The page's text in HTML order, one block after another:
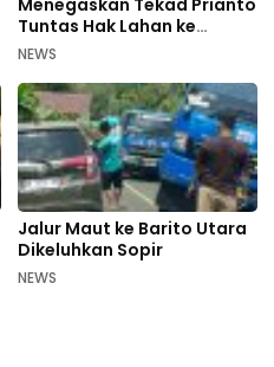
Tuntas Hak Lahan ke
Mahkamah Agung
NEWS
Jalur Maut ke Barito Utara
Dikeluhkan Sopir
NEWS